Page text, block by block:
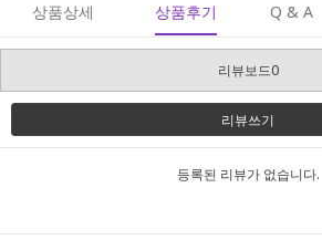
상품상세 상품후기 Q & A
리뷰보드0
리뷰쓰기
등록된 리뷰가 없습니다.